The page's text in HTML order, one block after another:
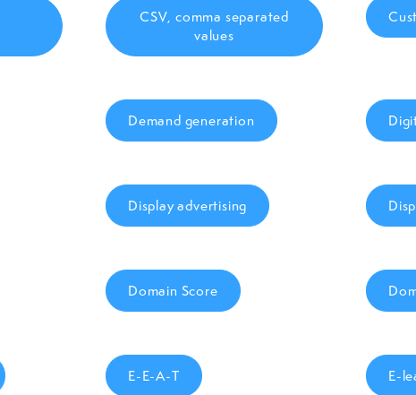
CSV, comma separated
values
Demand generation
Display advertising
Domain Score
E-E-A-T E-